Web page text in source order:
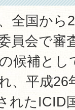
全国から
員会で審
候補と
、平成26
れたICID